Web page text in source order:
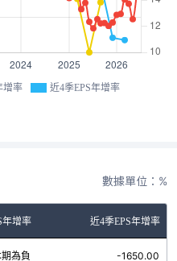
增率 近4季EPS年增率
數據單位：%
年增率 近4季EPS年增率
為負 -1650.00